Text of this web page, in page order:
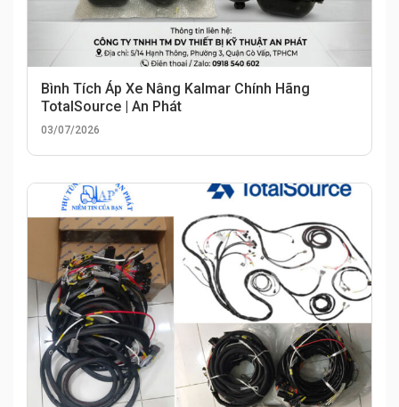
Bình Tích Áp Xe Nâng Kalmar Chính Hãng
TotalSource | An Phát
03/07/2026